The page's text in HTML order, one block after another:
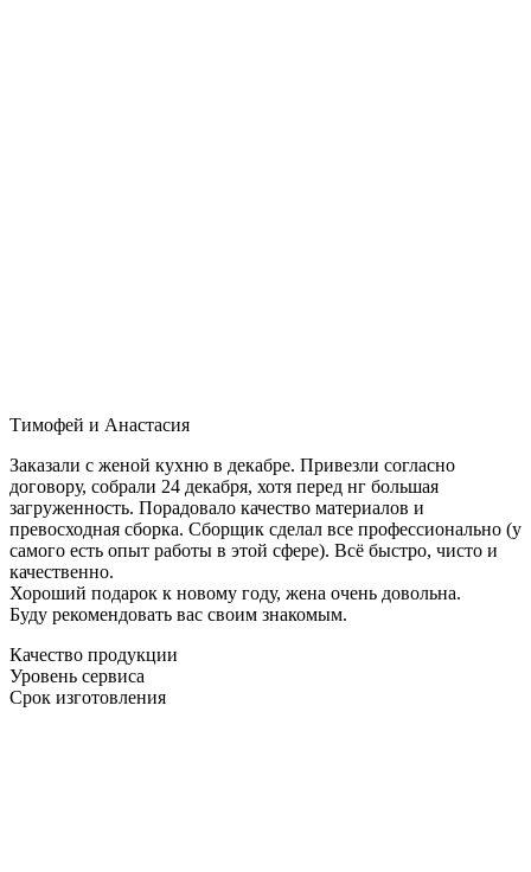
Тимофей и Анастасия
Заказали с женой кухню в декабре. Привезли согласно
договору, собрали 24 декабря, хотя перед нг большая
загруженность. Порадовало качество материалов и
превосходная сборка. Сборщик сделал все профессионально (у
самого есть опыт работы в этой сфере). Всё быстро, чисто и
качественно.
Хороший подарок к новому году, жена очень довольна.
Буду рекомендовать вас своим знакомым.
Качество продукции
Уровень сервиса
Срок изготовления